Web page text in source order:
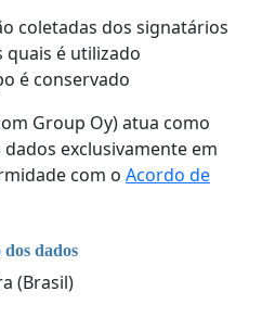
coletadas dos signatários
quais é utilizado
é conservado
Group Oy) atua como
exclusivamente em
com o Acordo de
dados
(Brasil)